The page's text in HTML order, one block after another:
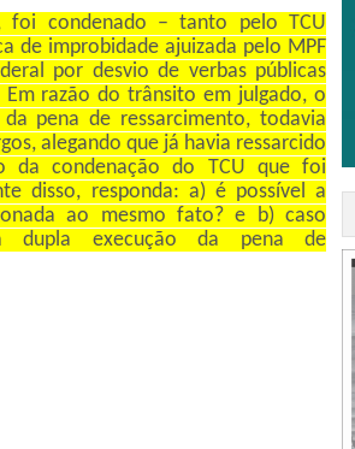
foi condenado – tanto pelo TCU
de improbidade ajuizada pelo MPF
por desvio de verbas públicas
razão do trânsito em julgado, o
pena de ressarcimento, todavia
alegando que já havia ressarcido
da condenação do TCU que foi
disso, responda: a) é possível a
ao mesmo fato? e b) caso
dupla execução da pena de